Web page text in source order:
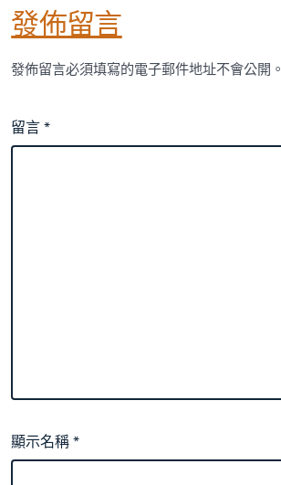
發佈留言
發佈留言必須填寫的電子郵件地址不會公開。
留言*
顯示名稱*